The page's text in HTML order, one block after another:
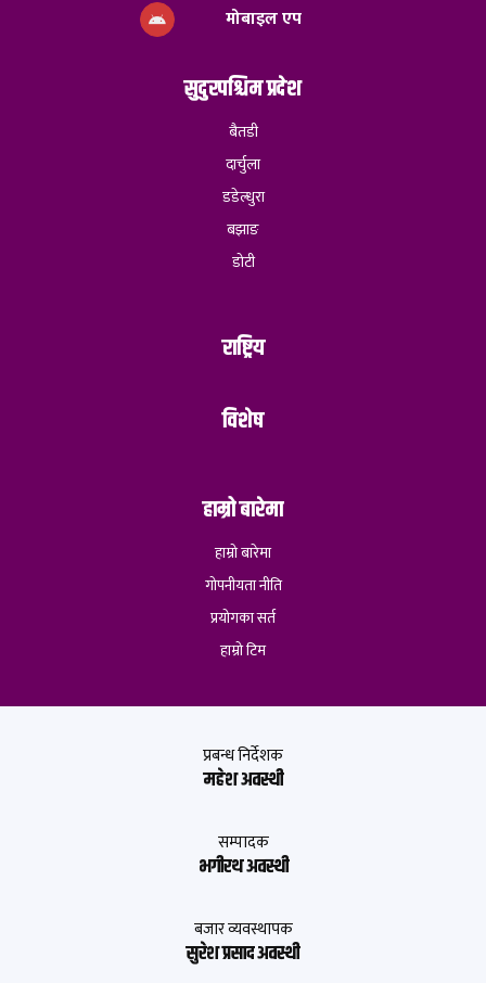
मोबाइल एप
सुदुरपश्चिम प्रदेश
बैतडी
दार्चुला
डडेल्धुरा
बझाङ
डोटी
राष्ट्रिय
विशेष
हाम्रो बारेमा
हाम्रो बारेमा
गोपनीयता नीति
प्रयोगका सर्त
हाम्रो टिम
प्रबन्ध निर्देशक
महेश अवस्थी
सम्पादक
भगीरथ अवस्थी
बजार व्यवस्थापक
सुरेश प्रसाद अवस्थी